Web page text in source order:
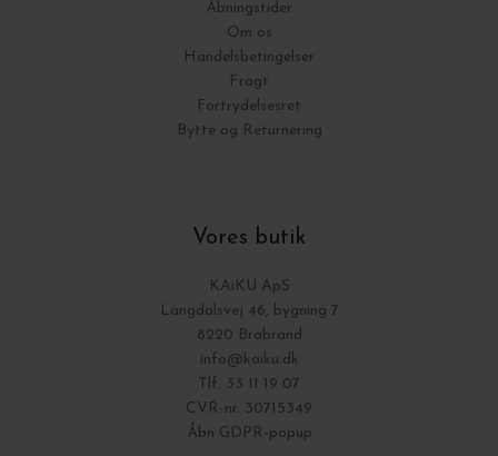
Åbningstider
Om os
Handelsbetingelser
Fragt
Fortrydelsesret
Bytte og Returnering
Vores butik
KAiKU ApS
Langdalsvej 46, bygning 7
8220 Brabrand
info@kaiku.dk
Tlf. 33 11 19 07
CVR-nr. 30715349
Åbn GDPR-popup